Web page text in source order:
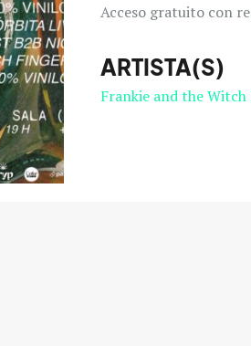
Acceso gratuito con
ARTISTA(S)
Frankie and the Witch